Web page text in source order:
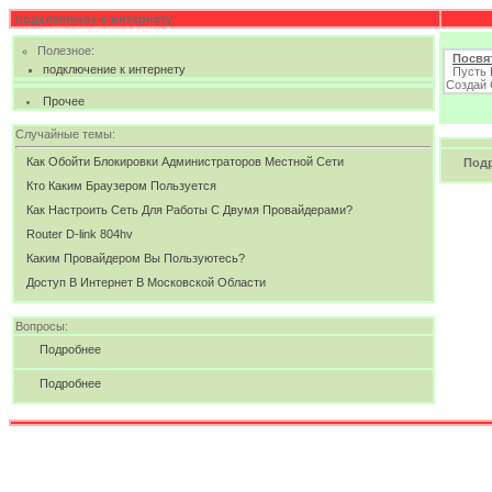
подключение к интернету
Пусть
Создай
Полезное:
подключение к интернету
Прочее
Случайные темы:
Как Обойти Блокировки Администраторов Местной Сети
Кто Каким Браузером Пользуется
Как Настроить Сеть Для Работы С Двумя Провайдерами?
Router D-link 804hv
Каким Провайдером Вы Пользуютесь?
Доступ В Интернет В Московской Области
Вопросы:
Подробнее
Подробнее